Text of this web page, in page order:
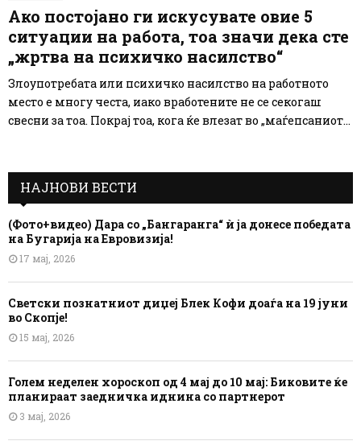
Ако постојано ги искусувате овие 5
ситуации на работа, тоа значи дека сте
„жртва на психичко насилство“
Злоупотребата или психичко насилство на работното
место е многу честа, иако вработените не се секогаш
свесни за тоа. Покрај тоа, кога ќе влезат во „маѓепсаниот...
НАЈНОВИ ВЕСТИ
(Фото+видео) Дара со „Бангаранга“ ѝ ја донесе победата
на Бугарија на Евровизија!
17 мај, 2026
Светски познатниот диџеј Блек Кофи доаѓа на 19 јуни
во Скопје!
15 мај, 2026
Голем неделен хороскоп од 4 мај до 10 мај: Биковите ќе
планираат заедничка иднина со партнерот
3 мај, 2026